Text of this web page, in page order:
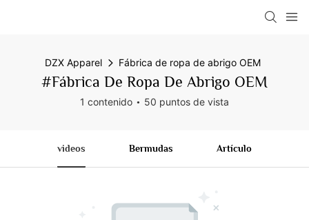
DZX Apparel Fábrica de ropa de abrigo OEM
#Fábrica De Ropa De Abrigo OEM
1 contenido 50 puntos de vista
videos Bermudas Artículo